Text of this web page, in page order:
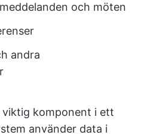
och möten
andra
viktig komponent i ett
använder data i